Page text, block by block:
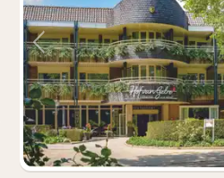
Vorige foto